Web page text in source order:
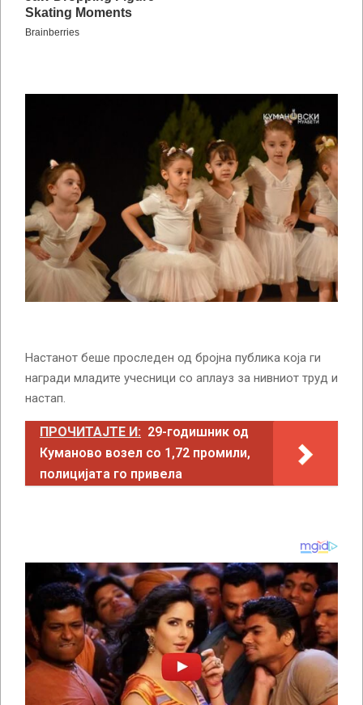
Настанот беше проследен од бројна публика која ги
награди младите учесници со аплауз за нивниот труд и
настап.
ПРОЧИТАЈТЕ И: 29-годишник од
Куманово возел со 1,72 промили,
полицијата го привела